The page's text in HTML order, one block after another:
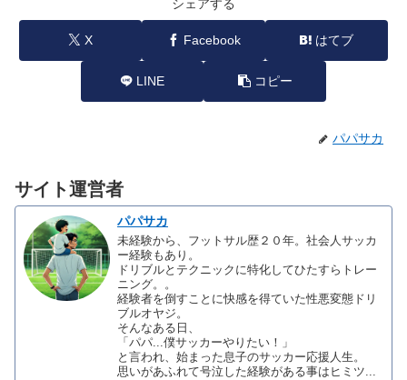
シェアする
X Facebook はてブ
LINE コピー
パパサカ
サイト運営者
パパサカ
未経験から、フットサル歴２０年。社会人サッカ
ー経験もあり。
ドリブルとテクニックに特化してひたすらトレー
ニング。。
経験者を倒すことに快感を得ていた性悪変態ドリ
ブルオヤジ。
そんなある日、
「パパ...僕サッカーやりたい！」
と言われ、始まった息子のサッカー応援人生。
思いがあふれて号泣した経験がある事はヒミツ...